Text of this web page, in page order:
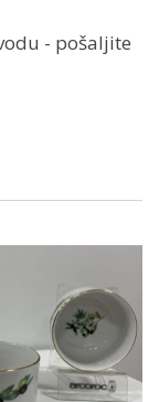
- pošaljite